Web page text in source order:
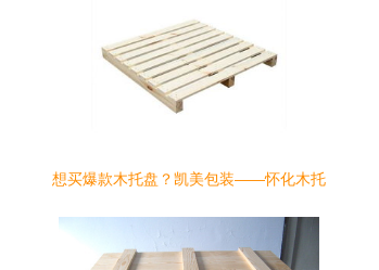
想买爆款木托盘？凯美包装——怀化木托